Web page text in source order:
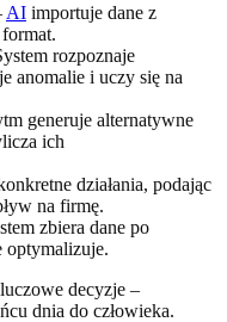
AI importuje dane z
rozpoznaje
anomalie i uczy się na
generuje alternatywne
ich
działania, podając
na firmę.
zbiera dane po
optymalizuje.
decyzje –
dnia do człowieka.